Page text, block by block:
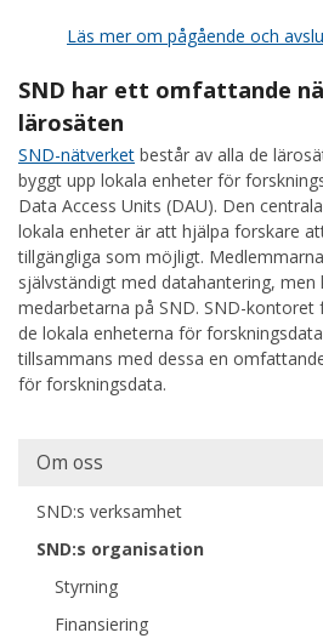
Läs mer om pågående och
SND har ett omfattande
lärosäten
SND-nätverket består av alla de
byggt upp lokala enheter för
Data Access Units (DAU). Den
lokala enheter är att hjälpa forskare
tillgängliga som möjligt.
självständigt med datahantering,
medarbetarna på SND. SND-
de lokala enheterna för
tillsammans med dessa en
för forskningsdata.
Main
Om oss
SND:s verksamhet
SND:s organisation
Styrning
Finansiering